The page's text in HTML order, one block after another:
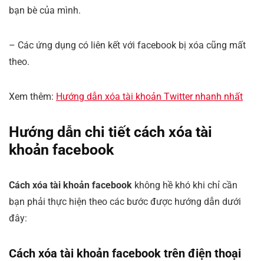
bạn bè của mình.
– Các ứng dụng có liên kết với facebook bị xóa cũng mất
theo.
Xem thêm: Hướng dẫn xóa tài khoản Twitter nhanh nhất
Hướng dẫn chi tiết cách xóa tài
khoản facebook
Cách xóa tài khoản facebook không hề khó khi chỉ cần
bạn phải thực hiện theo các bước được hướng dẫn dưới
đây:
Cách xóa tài khoản facebook trên điện thoại